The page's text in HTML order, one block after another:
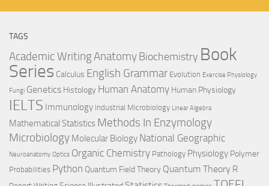
TAGS
Academic WritingAnatomy Biochemistry Book
Series Calculus English Grammar Evolution Exercise Physiology
Fungi Genetics Histology Human Anatomy Human Physiology
IELTS Immunology Industrial Microbiology Linear Algebra
Mathematical Statistics Methods In Enzymology
Microbiology Molecular Biology National Geographic
Neuroanatomy Optics Organic Chemistry Pathology Physiology Polymer
Probabilities Python Quantum Field Theory Quantum Theory R